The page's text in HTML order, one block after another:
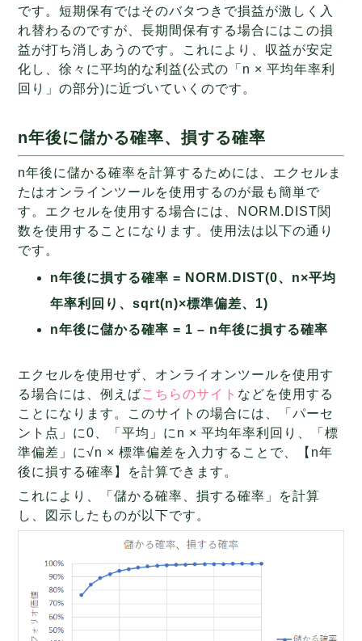
です。短期保有ではそのバタつきで損益が激しく入
れ替わるのですが、長期間保有する場合にはこの損
益が打ち消しあうのです。これにより、収益が安定
化し、徐々に平均的な利益(公式の「n × 平均年率利
回り」の部分)に近づいていくのです。
n年後に儲かる確率、損する確率
n年後に儲かる確率を計算するためには、エクセルま
たはオンラインツールを使用するのが最も簡単で
す。エクセルを使用する場合には、NORM.DIST関
数を使用することになります。使用法は以下の通り
です。
n年後に損する確率 = NORM.DIST(0、 n×平均
年率利回り、sqrt(n)×標準偏差、1)
n年後に儲かる確率 = 1 – n年後に損する確率
エクセルを使用せず、オンライオンツールを使用す
る場合には、例えばこちらのサイト などを使用する
ことになります。このサイトの場合には、「パーセ
ント点」に0、「平均」にn × 平均年率利回り、「標
準偏差」に√n × 標準偏差を入力することで、【n年
後に損する確率】を計算できます。
これにより、「儲かる確率、損する確率」を計算
し、図示したものが以下です。